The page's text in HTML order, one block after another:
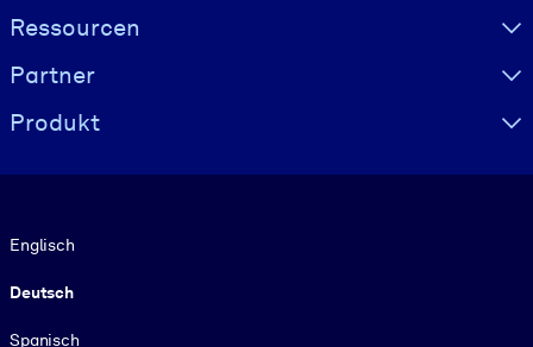
Ressourcen
Partner
Produkt
Englisch
Deutsch
Spanisch